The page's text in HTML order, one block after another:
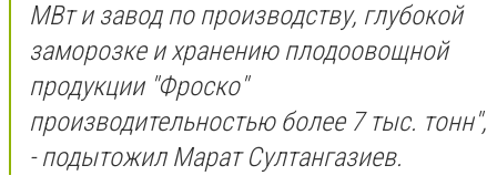
МВт и завод по производству, глубокой
заморозке и хранению плодоовощной
продукции "Фроско"
производительностью более 7 тыс. тонн",
- подытожил Марат Султангазиев.